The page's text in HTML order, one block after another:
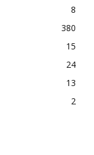
8
380
15
24
13
2